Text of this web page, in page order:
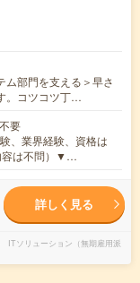
ム部門を支える＞早さ
。コツコツ丁…
要
、業界経験、資格は
容は不問）▼…
詳しく見る
ソリューション（無期雇用派